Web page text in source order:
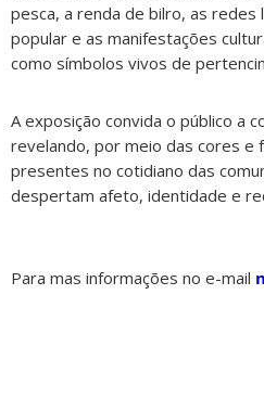
pesca, a renda de bilro, as redes
popular e as manifestações
como símbolos vivos de
A exposição convida o público a
revelando, por meio das cores e
presentes no cotidiano das
despertam afeto, identidade e
Para mas informações no e-mail